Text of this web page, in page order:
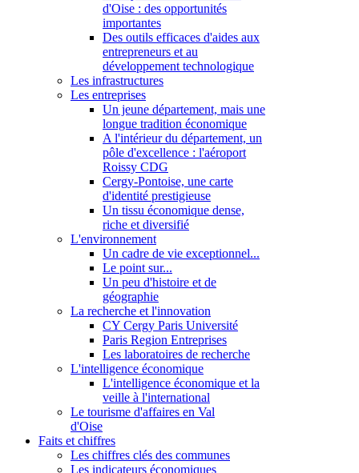
d'Oise : des opportunités
importantes
Des outils efficaces d'aides aux
entrepreneurs et au
développement technologique
Les infrastructures
Les entreprises
Un jeune département, mais une
longue tradition économique
A l'intérieur du département, un
pôle d'excellence : l'aéroport
Roissy CDG
Cergy-Pontoise, une carte
d'identité prestigieuse
Un tissu économique dense,
riche et diversifié
L'environnement
Un cadre de vie exceptionnel...
Le point sur...
Un peu d'histoire et de
géographie
La recherche et l'innovation
CY Cergy Paris Université
Paris Region Entreprises
Les laboratoires de recherche
L'intelligence économique
L'intelligence économique et la
veille à l'international
Le tourisme d'affaires en Val
d'Oise
Faits et chiffres
Les chiffres clés des communes
Les indicateurs économiques